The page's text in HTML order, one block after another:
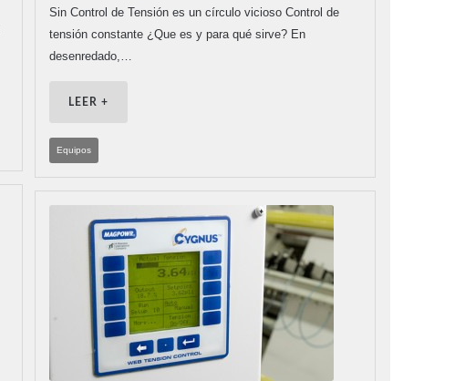
Sin Control de Tensión es un círculo vicioso Control de
tensión constante ¿Que es y para qué sirve? En
desenredado,…
LEER +
Equipos